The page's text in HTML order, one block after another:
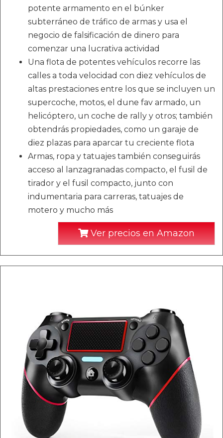
potente armamento en el búnker
subterráneo de tráfico de armas y usa el
negocio de falsificación de dinero para
comenzar una lucrativa actividad
Una flota de potentes vehículos recorre las
calles a toda velocidad con diez vehículos de
altas prestaciones entre los que se incluyen un
supercoche, motos, el dune fav armado, un
helicóptero, un coche de rally y otros; también
obtendrás propiedades, como un garaje de
diez plazas para aparcar tu creciente flota
Armas, ropa y tatuajes también conseguirás
acceso al lanzagranadas compacto, el fusil de
tirador y el fusil compacto, junto con
indumentaria para carreras, tatuajes de
motero y mucho más
Ver precios en Amazon